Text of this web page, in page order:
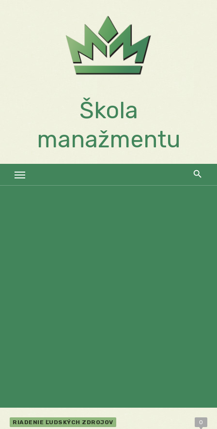
Škola
manažmentu
RIADENIE ĽUDSKÝCH ZDROJOV 0